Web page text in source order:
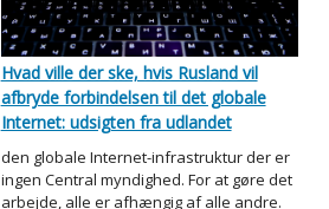
Hvad ville der ske, hvis Rusland vil
afbryde forbindelsen til det globale
Internet: udsigten fra udlandet
den globale Internet-infrastruktur der er
ingen Central myndighed. For at gøre det
arbejde, alle er afhængig af alle andre.